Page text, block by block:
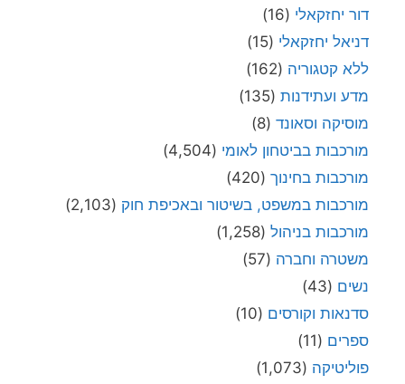
דור יחזקאלי (16)
דניאל יחזקאלי (15)
ללא קטגוריה (162)
מדע ועתידנות (135)
מוסיקה וסאונד (8)
מורכבות בביטחון לאומי (4,504)
מורכבות בחינוך (420)
מורכבות במשפט, בשיטור ובאכיפת חוק (2,103)
מורכבות בניהול (1,258)
משטרה וחברה (57)
נשים (43)
סדנאות וקורסים (10)
ספרים (11)
פוליטיקה (1,073)